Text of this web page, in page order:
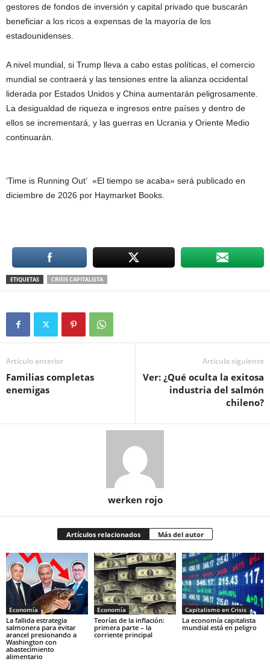
gestores de fondos de inversión y capital privado que buscarán
beneficiar a los ricos a expensas de la mayoría de los
estadounidenses.
A nivel mundial, si Trump lleva a cabo estas políticas, el comercio
mundial se contraerá y las tensiones entre la alianza occidental
liderada por Estados Unidos y China aumentarán peligrosamente.
La desigualdad de riqueza e ingresos entre países y dentro de
ellos se incrementará, y las guerras en Ucrania y Oriente Medio
continuarán.
‘Time is Running Out’ «El tiempo se acaba» será publicado en
diciembre de 2026 por Haymarket Books.
ETIQUETAS CRISIS CAPITALISTA
Artículo anterior
Familias completas
enemigas
Artículo siguiente
Ver: ¿Qué oculta la exitosa
industria del salmón
chileno?
werken rojo
Artículos relacionados Más del autor
Economía
La fallida estrategia
salmonera para evitar
arancel presionando a
Washington con
abastecimiento
alimentario
Economía
Teorías de la inflación:
primera parte – la
corriente principal
Capitalismo en Crisis
La economía capitalista
mundial está en peligro